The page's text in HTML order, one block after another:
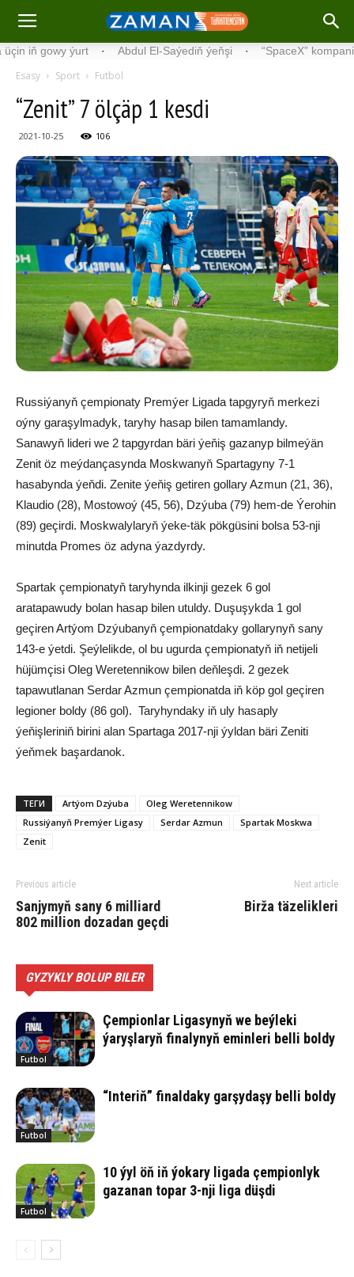
ýurt · Abdul El-Saýediň ýeňşi · “SpaceX”
Esasy Sport Futbol
“Zenit” 7 ölçäp 1 kesdi
2021-10-25 106
Russiýanyň çempionaty Premýer Ligada tapgyryň merkezi
oýny garaşylmadyk, taryhy hasap bilen tamamlandy.
Sanawyň lideri we 2 tapgyrdan bäri ýeňiş gazanyp bilmeýän
Zenit öz meýdançasynda Moskwanyň Spartagyny 7-1
hasabynda ýeňdi. Zenite ýeňiş getiren gollary Azmun (21, 36),
Klaudio (28), Mostowoý (45, 56), Dzýuba (79) hem-de Ýerohin
(89) geçirdi. Moskwalylaryň ýeke-täk pökgüsini bolsa 53-nji
minutda Promes öz adyna ýazdyrdy.
Spartak çempionatyň taryhynda ilkinji gezek 6 gol
aratapawudy bolan hasap bilen utuldy. Duşuşykda 1 gol
geçiren Artýom Dzýubanyň çempionatdaky gollarynyň sany
143-e ýetdi. Şeýlelikde, ol bu ugurda çempionatyň iň netijeli
hüjümçisi Oleg Weretennikow bilen deňleşdi. 2 gezek
tapawutlanan Serdar Azmun çempionatda iň köp gol geçiren
legioner boldy (86 gol). Taryhyndaky iň uly hasaply
ýeňişleriniň birini alan Spartaga 2017-nji ýyldan bäri Zeniti
ýeňmek başardanok.
ТЕГИ Artýom Dzýuba
Oleg Weretennikow
Russiýanyň Premýer Ligasy
Serdar Azmun
Spartak Moskwa
Zenit
Previous article
Sanjymyň sany 6 milliard
802 million dozadan geçdi
Next article
Birža täzelikleri
GYZYKLY BOLUP BILER
Futbol
Çempionlar Ligasynyň we beýleki
ýaryşlaryň finalynyň eminleri belli boldy
Futbol
“Interiň” finaldaky garşydaşy belli boldy
Futbol
10 ýyl öň iň ýokary ligada çempionlyk
gazanan topar 3-nji liga düşdi